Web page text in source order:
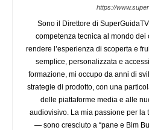
https://
Sono il Direttore di
competenza tecnica al mondo dei
rendere l’esperienza di scoperta e
semplice, personalizzata e
formazione, mi occupo da anni di
strategie di prodotto, con una
delle piattaforme media e alle
audiovisivo. La mia passione per la
— sono cresciuto a “pane e Bim